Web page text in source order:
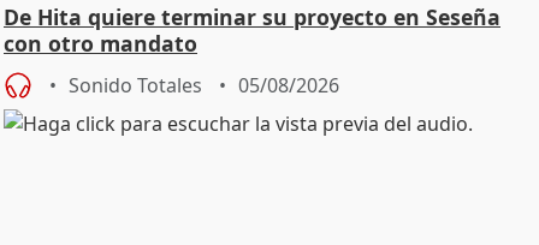
De Hita quiere terminar su proyecto en Seseña
con otro mandato
Sonido Totales 05/08/2026